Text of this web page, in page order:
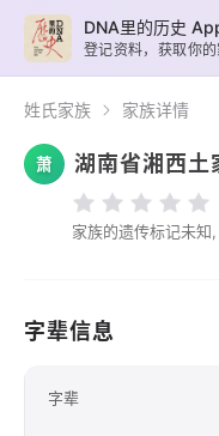
姓氏家族 家族详情
萧 湖南省湘西土
家族的遗传标记未知,
字辈信息
字辈
DNA里的历史
登记资料，获取你